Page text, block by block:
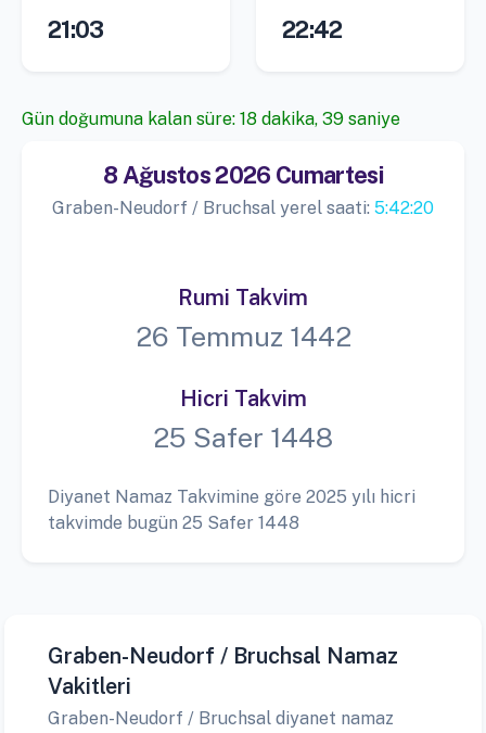
21:03 22:42
Gün doğumuna kalan süre: 18 dakika, 38 saniye
8 Ağustos 2026 Cumartesi
Graben-Neudorf / Bruchsal yerel saati:5:42:21
Rumi Takvim
26 Temmuz 1442
Hicri Takvim
25 Safer 1448
Diyanet Namaz Takvimine göre 2025 yılı hicri
takvimde bugün 25 Safer 1448
Graben-Neudorf / Bruchsal Namaz
Vakitleri
Graben-Neudorf / Bruchsal diyanet namaz